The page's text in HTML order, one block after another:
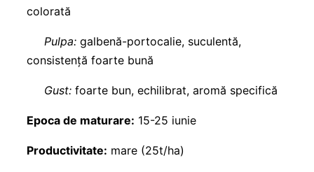
colorată
Pulpa: galbenă-portocalie, suculentă,
consistență foarte bună
Gust: foarte bun, echilibrat, aromă specifică
Epoca de maturare: 15-25 iunie
Productivitate: mare (25t/ha)